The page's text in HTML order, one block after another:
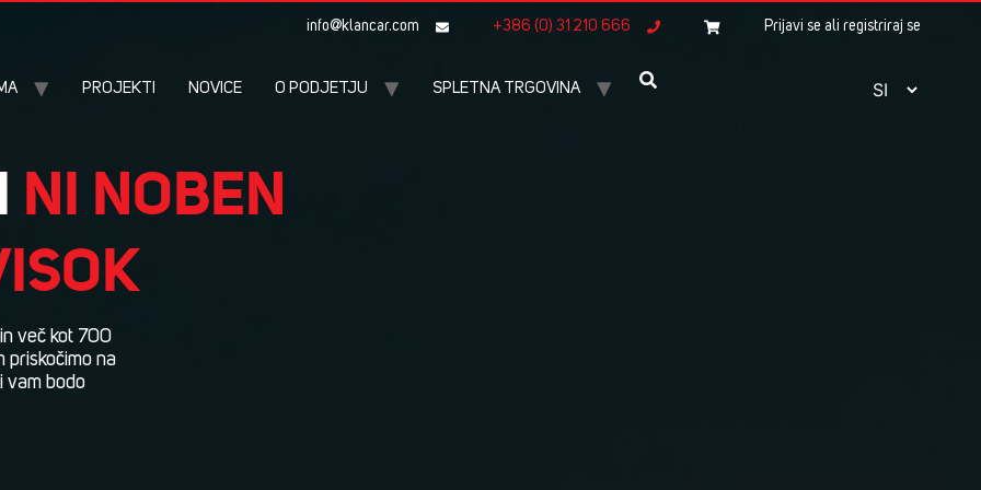
info@klancar.com +386 (0) 31 210 666 Prijavi se ali registriraj se
PROJEKTI NOVICE O PODJETJU SPLETNA TRGOVINA
NI NOBEN
več kot 700
priskočimo na
vam bodo
DVIGALA
OPREMA
gradbene
ODPRTI
deli svoje
spopadati z
in ki rad